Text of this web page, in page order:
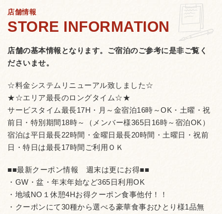
とミックスビーンズのサラダ ¥590 ジャンキーフ
ライドポテト ¥290 こだわりの唐揚げ 1個
¥80 骨なし手羽先の唐揚げ 1本 ¥120 ぐるぐる
渦巻きソーセージ ¥690 豚かつサンド ¥690
チャペル・ハンバーガー ¥890 ポテトとベーコ
ンのチーズ焼き ¥490 デニッシュパン はちみつバニラ
ュパン はちみつベリー ¥890 厚釜焼きパンケ
ーキ ¥490 甘酸っぱいベリーベリーのパフェ ¥590 シチ
リア風アイスチーズケーキのパフェ ¥590 ほろにがフォンダ
ンショコラのパフェ ¥590
店舗情報
店舗の基本情報となります。 ご宿泊のご参考に是非ご覧く
ださいませ。
☆料金システムリニューアル致しました☆
★☆エリア最長のロングタイム☆★
サービスタイム最長17H・月～金宿泊16時～OK・土曜・祝
前日・特別期間18時～（メンバー様365日16時～宿泊OK）
宿泊は平日最長22時間・金曜日最長20時間・土曜日・祝前
日・特日は最長17時間ご利用ＯＫ
■■最新クーポン情報 週末は更にお得■■
・GW・盆・年末年始など365日利用OK
・地域NO１休憩4Hお得クーポン食事他付！！
・クーポンにて30種から選べる豪華食事おひとり様1品無